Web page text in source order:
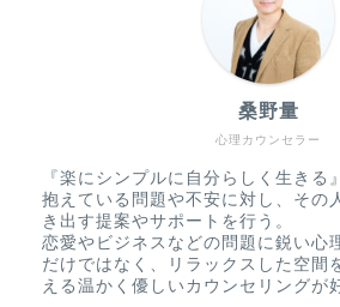
心理カウンセラー
桑野量
『楽にシンプルに自分らしく生きる
抱えている問題や不安に対し、その
き出す提案やサポートを行う。
恋愛やビジネスなどの問題に鋭い心
だけではなく、リラックスした空間
える温かく優しいカウンセリングが